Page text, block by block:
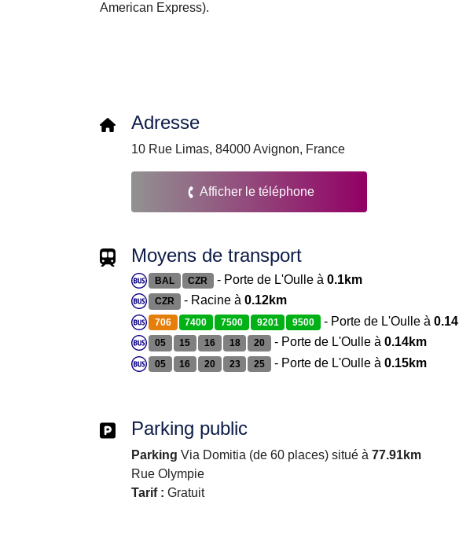
American Express).
Adresse
10 Rue Limas, 84000 Avignon, France
Afficher le téléphone
Moyens de transport
BAL CZR - Porte de L'Oulle à0.1km
CZR - Racine à 0.12km
706 7400 7500 9201 9500 - Porte de L'Oulle à
05 15 16 18 20 - Porte de L'Oulle à 0.14km
05 16 20 23 25 - Porte de L'Oulle à 0.15km
Parking public
Parking Via Domitia (de 60 places) situé à 77.91km
Rue Olympie
Tarif : Gratuit